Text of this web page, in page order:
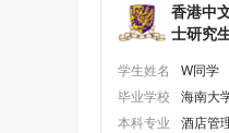
香港中
士研究
学生姓名
W同学
毕业学校
海南大
本科专业
酒店管